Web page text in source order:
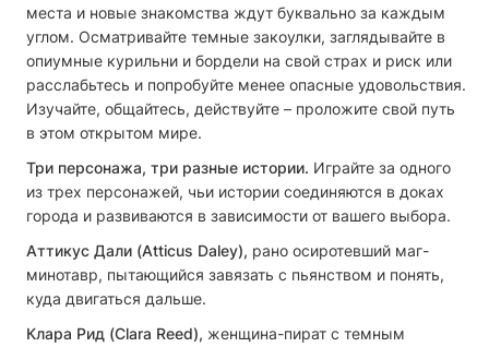
места и новые знакомства ждут буквально за каждым
углом. Осматривайте темные закоулки, заглядывайте в
опиумные курильни и бордели на свой страх и риск или
расслабьтесь и попробуйте менее опасные удовольствия.
Изучайте, общайтесь, действуйте – проложите свой путь
в этом открытом мире.
Три персонажа, три разные истории. Играйте за одного
из трех персонажей, чьи истории соединяются в доках
города и развиваются в зависимости от вашего выбора.
Аттикус Дали (Atticus Daley), рано осиротевший маг-
минотавр, пытающийся завязать с пьянством и понять,
куда двигаться дальше.
Клара Рид (Clara Reed), женщина-пират с темным